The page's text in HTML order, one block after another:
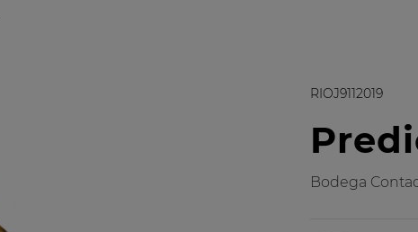
RIOJ9112019
Bodega